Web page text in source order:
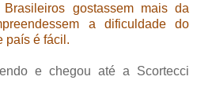
gostassem mais da
a dificuldade do
país é fácil.
e chegou até a Scortecci